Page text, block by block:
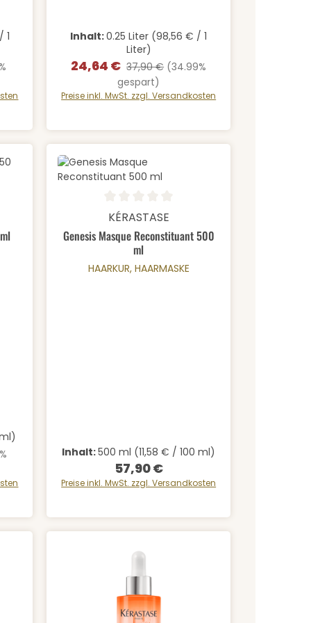
1
Inhalt:0.25 Liter (98,56 € / 1
Liter)
Verkaufspreis:
24,64 € Regulärer Preis:
37,90 € (34.99%
gespart)
Preise inkl. MwSt. zzgl. Versandkosten
ein oder benutze die
Gib den gewünschten Wert ein
5 von 5 SternenProdukt Anzahl: Gib den
Durchschnittliche Bewertung von 0 von 5 Sternen
KÉRASTASE
Genesis Masque Reconstituant 500
ml
HAARKUR, HAARMASKE
Inhalt:500 ml (11,58 € / 100 ml)
Regulärer Preis:
57,90 €
Preise inkl. MwSt. zzgl. Versandkosten